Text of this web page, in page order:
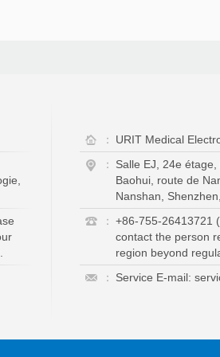
：
URIT Medical
：
Salle EJ, 24e
Baohui, route de
Nanshan,
： +86-755-26413721
contact the person
region beyond
：
Service E-mail: